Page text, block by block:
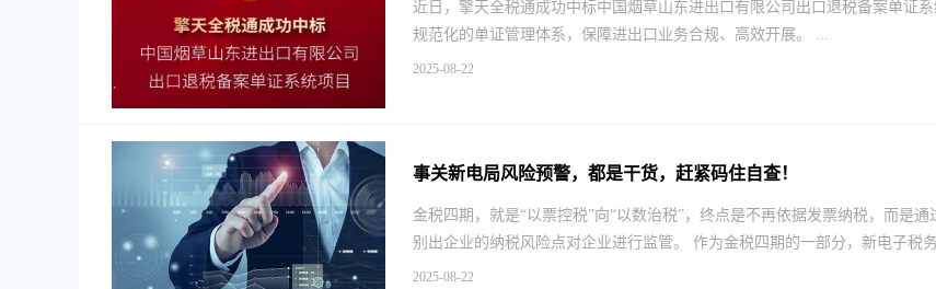
近日，擎天全税通成功中标中国烟草山东进出口有限公司出口退税备案单证
规范化的单证管理体系，保障进出口业务合规、高效开展。 ...
2025-08-22
事关新电局风险预警，都是干货，赶紧码住自查！
金税四期，就是“以票控税”向“以数治税”，终点是不再依据发票纳税，而是
别出企业的纳税风险点对企业进行监管。 作为金税四期的一部分，新电子税
2025-08-22